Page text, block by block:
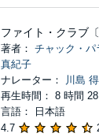
ファイト・クラブ〔
著者： チャック・パ
真紀子
ナレーター：
川島
再生時間： 8 時間
言語： 日本語
4.7